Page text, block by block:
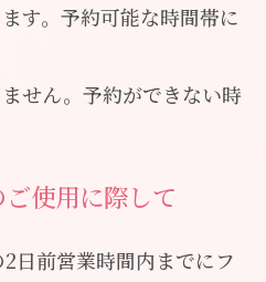
す。予約可能な時間帯に
せん。予約ができない時
使用に際して
日前営業時間内までにフ